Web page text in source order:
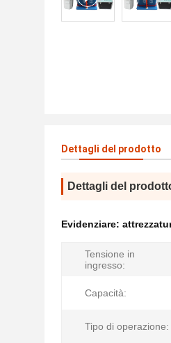
Dettagli del prodotto
Dettagli del
Evidenziare:
Tensione in
ingresso:
Capacità:
Tipo di operazione: